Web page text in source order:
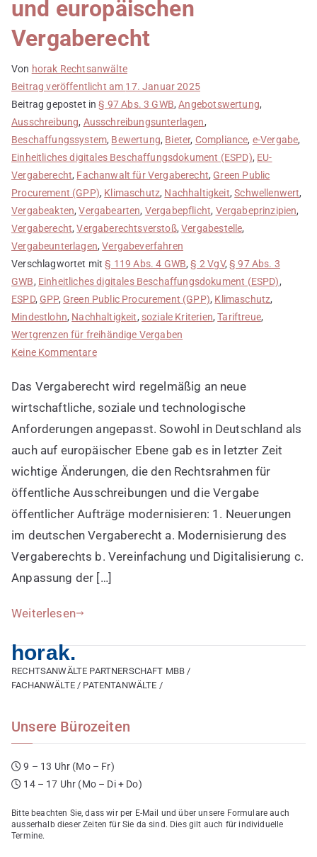
und europäischen
Vergaberecht
Von horak Rechtsanwälte
Beitrag veröffentlicht am 17. Januar 2025
Beitrag gepostet in§ 97 Abs. 3 GWB,Angebotswertung,
Ausschreibung, Ausschreibungsunterlagen,
Beschaffungssystem, Bewertung, Bieter, Compliance, e-Vergabe,
Einheitliches digitales Beschaffungsdokument (ESPD), EU-
Vergaberecht, Fachanwalt für Vergaberecht, Green Public
Procurement (GPP), Klimaschutz, Nachhaltigkeit,Schwellenwert,
Vergabeakten,Vergabearten, Vergabepflicht, Vergabeprinzipien,
Vergaberecht,Vergaberechtsverstoß,Vergabestelle,
Vergabeunterlagen,Vergabeverfahren
Verschlagwortet mit§ 119 Abs. 4 GWB,§ 2 VgV,§ 97 Abs. 3
GWB, Einheitliches digitales Beschaffungsdokument (ESPD),
ESPD, GPP, Green Public Procurement (GPP), Klimaschutz,
Mindestlohn, Nachhaltigkeit, soziale Kriterien,Tariftreue,
Wertgrenzen für freihändige Vergaben
Keine Kommentarezu
im
deutschen
Vergaberecht
Das Vergaberecht wird regelmäßig an neue
wirtschaftliche, soziale und technologische
Anforderungen angepasst. Sowohl in Deutschland als
auch auf europäischer Ebene gab es in letzter Zeit
wichtige Änderungen, die den Rechtsrahmen für
öffentliche Ausschreibungen und die Vergabe
öffentlicher Aufträge modernisieren: 1. Neuerungen
im deutschen Vergaberecht a. Modernisierung des
Vergaberechts b. Vereinfachung und Digitalisierung c.
Anpassung der […]
Weiterlesen
horak.
RECHTSANWÄLTE PARTNERSCHAFT MBB /
FACHANWÄLTE / PATENTANWÄLTE /
Unsere Bürozeiten
9 – 13 Uhr (Mo – Fr)
14 – 17 Uhr (Mo – Di + Do)
Bitte beachten Sie, dass wir per E-Mail und über unsere Formulare auch
ausserhalb dieser Zeiten für Sie da sind. Dies gilt auch für individuelle
Termine.